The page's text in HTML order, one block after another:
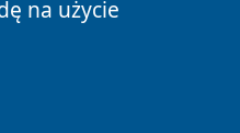
na użycie